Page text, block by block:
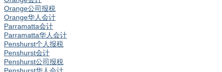
Orange公司报税
Orange华人会计
Parramatta会计
Parramatta华人会计
Penshurst个人报税
Penshurst会计
Penshurst公司报税